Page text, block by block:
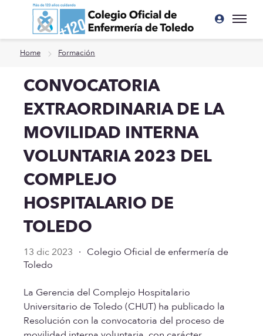
Ir a contenido principal
Home Formación
CONVOCATORIA
EXTRAORDINARIA DE LA
MOVILIDAD INTERNA
VOLUNTARIA 2023 DEL
COMPLEJO
HOSPITALARIO DE
TOLEDO
13 dic 2023 · Colegio Oficial de enfermería de
Toledo
La Gerencia del Complejo Hospitalario
Universitario de Toledo (CHUT) ha publicado la
Resolución con la convocatoria del proceso de